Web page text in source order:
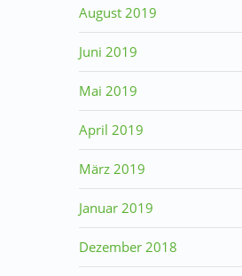
August 2019
Juni 2019
Mai 2019
April 2019
März 2019
Januar 2019
Dezember 2018